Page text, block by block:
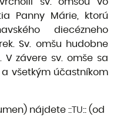
Panny Márie, ktorú
diecézneho
Sv. omšu hudobne
závere sv. omše sa
všetkým účastníkom
nájdete ::TU:: (od